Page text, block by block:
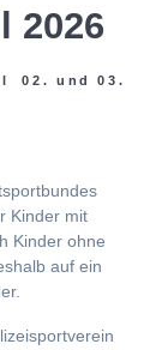
2026
02. und 03.
Kinder mit
Kinder ohne
auf ein